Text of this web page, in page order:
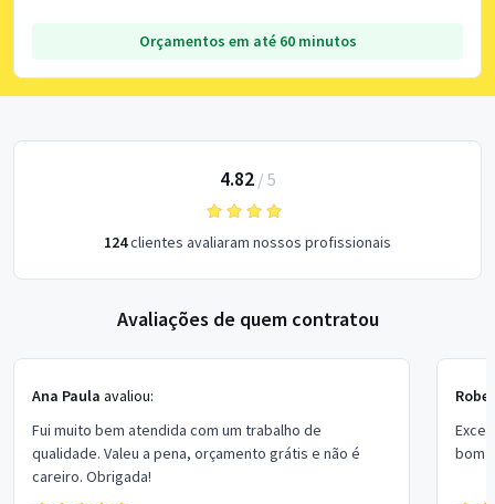
Orçamentos em até 60 minutos
4.82/ 5
124clientes avaliaram nossos profissionais
Avaliações de quem contratou
Ana Paula avaliou:
Fui muito bem atendida com um trabalho de
qualidade. Valeu a pena, orçamento grátis e não é
careiro. Obrigada!
bom